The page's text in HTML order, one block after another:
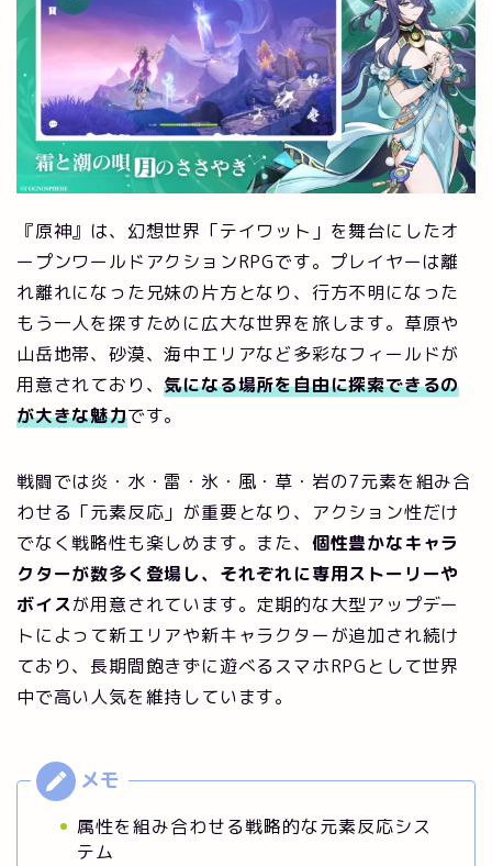
『原神』は、幻想世界「テイワット」を舞台にしたオ
ープンワールドアクションRPGです。プレイヤーは離
れ離れになった兄妹の片方となり、行方不明になった
もう一人を探すために広大な世界を旅します。草原や
山岳地帯、砂漠、海中エリアなど多彩なフィールドが
用意されており、気になる場所を自由に探索できるの
が大きな魅力です。
戦闘では炎・水・雷・氷・風・草・岩の7元素を組み合
わせる「元素反応」が重要となり、アクション性だけ
でなく戦略性も楽しめます。また、 個性豊かなキャラ
クターが数多く登場し、それぞれに専用ストーリーや
ボイスが用意されています。定期的な大型アップデー
トによって新エリアや新キャラクターが追加され続け
ており、長期間飽きずに遊べるスマホRPGとして世界
中で高い人気を維持しています。
属性を組み合わせる戦略的な元素反応シス
テム